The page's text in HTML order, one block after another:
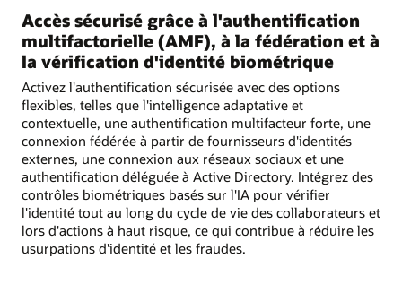
Accès sécurisé grâce à l'authentification
multifactorielle (AMF), à la fédération et à
la vérification d'identité biométrique
Activez l'authentification sécurisée avec des options
flexibles, telles que l'intelligence adaptative et
contextuelle, une authentification multifacteur forte, une
connexion fédérée à partir de fournisseurs d'identités
externes, une connexion aux réseaux sociaux et une
authentification déléguée à Active Directory. Intégrez des
contrôles biométriques basés sur l'IA pour vérifier
l'identité tout au long du cycle de vie des collaborateurs et
lors d'actions à haut risque, ce qui contribue à réduire les
usurpations d'identité et les fraudes.